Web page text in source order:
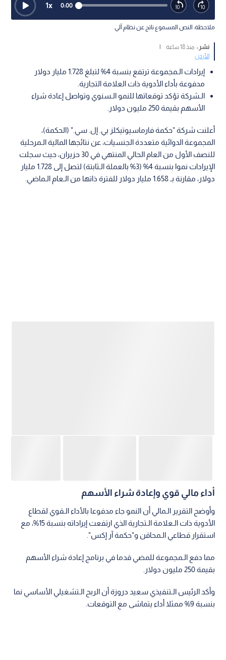
0:00
1x
ملاحظة: النص المسموع ناتج عن نظام آلي
نشر : منذ 18 ساعة
|
الأردن
إيرادات الـمجموعة ترتفع بنسبة 4% لتبلغ 1.728 مليار دولار
مدفوعة بأداء الأدوية ذات العلامة التجارية.
الـشركة تؤكد توقعاتها للنمو الـسنوي وتواصل إعادة شراء
الأسهم بقيمة 250 مليون دولار.
أعلنت شركة "حكمة فارماسيوتيكلز بي. إل. سي." (الحكمة)،
المجموعة الدوائية متعددة الجنسيات، عن نتائجها المالية الـمرحلية
للنصف الأول من العام الحالي المنتهي في 30 حزيران، حيث سجلت
الإيرادات نموا بنسبة 4% (3% بالعملة الـثابتة) لتصل إلى 1.728 مليار
دولار، مقارنة بـ 1.658 مليار دولار للفترة ذاتها من الـعام الـماضي.
أداء مالي قوي وإعادة شراء الأسهم
وأوضح التقرير الـمالي أن النمو جاء مدفوعا بالأداء الـقوي لقطاع
الأدوية ذات الـعلامة الـتجارية الذي ارتفعت إيراداته بنسبة 15%، مع
استقرار قطاعي الـمحاقن و"حكمة آر إكس".
مما دفع الـمجموعة للمضي قدما في برنامج إعادة شراء الأسهم
بقيمة 250 مليون دولار.
وأكد الرئيس الـتنفيذي سعيد دروزة أن الربح الـتشغيلي الأساسي نما
بنسبة 9% ممثلا أداء يتماشى مع التوقعات.